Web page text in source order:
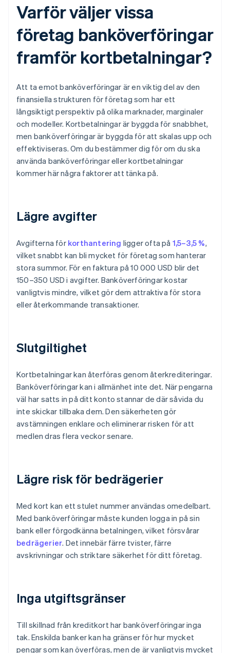
Varför väljer vissa
företag banköverföringar
framför kortbetalningar?
Att ta emot banköverföringar är en viktig del av den
finansiella strukturen för företag som har ett
långsiktigt perspektiv på olika marknader, marginaler
och modeller. Kortbetalningar är byggda för snabbhet,
men banköverföringar är byggda för att skalas upp och
effektiviseras. Om du bestämmer dig för om du ska
använda banköverföringar eller kortbetalningar
kommer här några faktorer att tänka på.
Lägre avgifter
Avgifterna för korthantering ligger ofta på 1,5–3,5 %,
vilket snabbt kan bli mycket för företag som hanterar
stora summor. För en faktura på 10 000 USD blir det
150–350 USD i avgifter. Banköverföringar kostar
vanligtvis mindre, vilket gör dem attraktiva för stora
eller återkommande transaktioner.
Slutgiltighet
Kortbetalningar kan återföras genom återkrediteringar.
Banköverföringar kan i allmänhet inte det. När pengarna
väl har satts in på ditt konto stannar de där såvida du
inte skickar tillbaka dem. Den säkerheten gör
avstämningen enklare och eliminerar risken för att
medlen dras flera veckor senare.
Lägre risk för bedrägerier
Med kort kan ett stulet nummer användas omedelbart.
Med banköverföringar måste kunden logga in på sin
bank eller förgodkänna betalningen, vilket försvårar
bedrägerier. Det innebär färre tvister, färre
avskrivningar och striktare säkerhet för ditt företag.
Inga utgiftsgränser
Till skillnad från kreditkort har banköverföringar inga
tak. Enskilda banker kan ha gränser för hur mycket
pengar som kan överföras, men de är vanligtvis mycket